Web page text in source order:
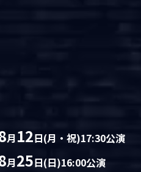
月12日(月・祝)17:30公演
月25日(日)16:00公演